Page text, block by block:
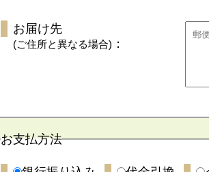
お届け先
(ご住所と異なる場合) ：
お支払方法